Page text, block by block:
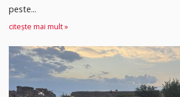
peste...
citește mai mult »